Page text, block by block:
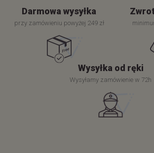
Darmowa wysyłka
przy zamówieniu powyżej 249 zł
Wysyłka od ręki
Wysyłamy zamówienie w 72h